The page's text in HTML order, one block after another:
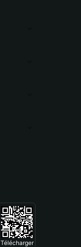
Télécharger